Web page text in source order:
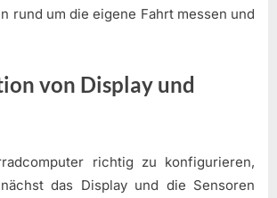
rund um die eigene Fahrt messen und
von Display und
richtig zu konfigurieren,
das Display und die Sensoren